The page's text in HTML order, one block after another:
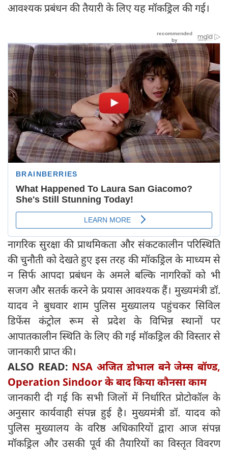
आवश्यक प्रबंधन की तैयारी के लिए यह मॉकड्रिल की गई।
नागरिक सुरक्षा की प्राथमिकता और संकटकालीन परिस्थिति
की चुनौती को देखते हुए इस तरह की मॉकड्रिल के माध्यम से
न सिर्फ आपदा प्रबंधन के अमले बल्कि नागरिकों को भी
सजग और सतर्क करने के प्रयास आवश्यक हैं। मुख्यमंत्री डॉ.
यादव ने बुधवार शाम पुलिस मुख्यालय पहुंचकर सिविल
डिफेंस कंट्रोल रूम से प्रदेश के विभिन्न स्थानों पर
आपातकालीन स्थिति के लिए की गई मॉकड्रिल की विस्तार से
जानकारी प्राप्त की।
ALSO READ: NSA अजित डोभाल बने जेम्स बॉण्ड,
Operation Sindoor के बाद किया कौनसा काम
जानकारी दी गई कि सभी जिलों में निर्धारित प्रोटोकॉल के
अनुसार कार्यवाही संपन्न हुई है। मुख्यमंत्री डॉ. यादव को
पुलिस मुख्यालय के वरिष्ठ अधिकारियों द्वारा आज संपन्न
मॉकड्रिल और उसकी पूर्व की तैयारियों का विस्तृत विवरण